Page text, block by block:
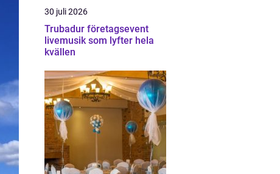
30 juli 2026
Trubadur företagsevent
livemusik som lyfter hela
kvällen